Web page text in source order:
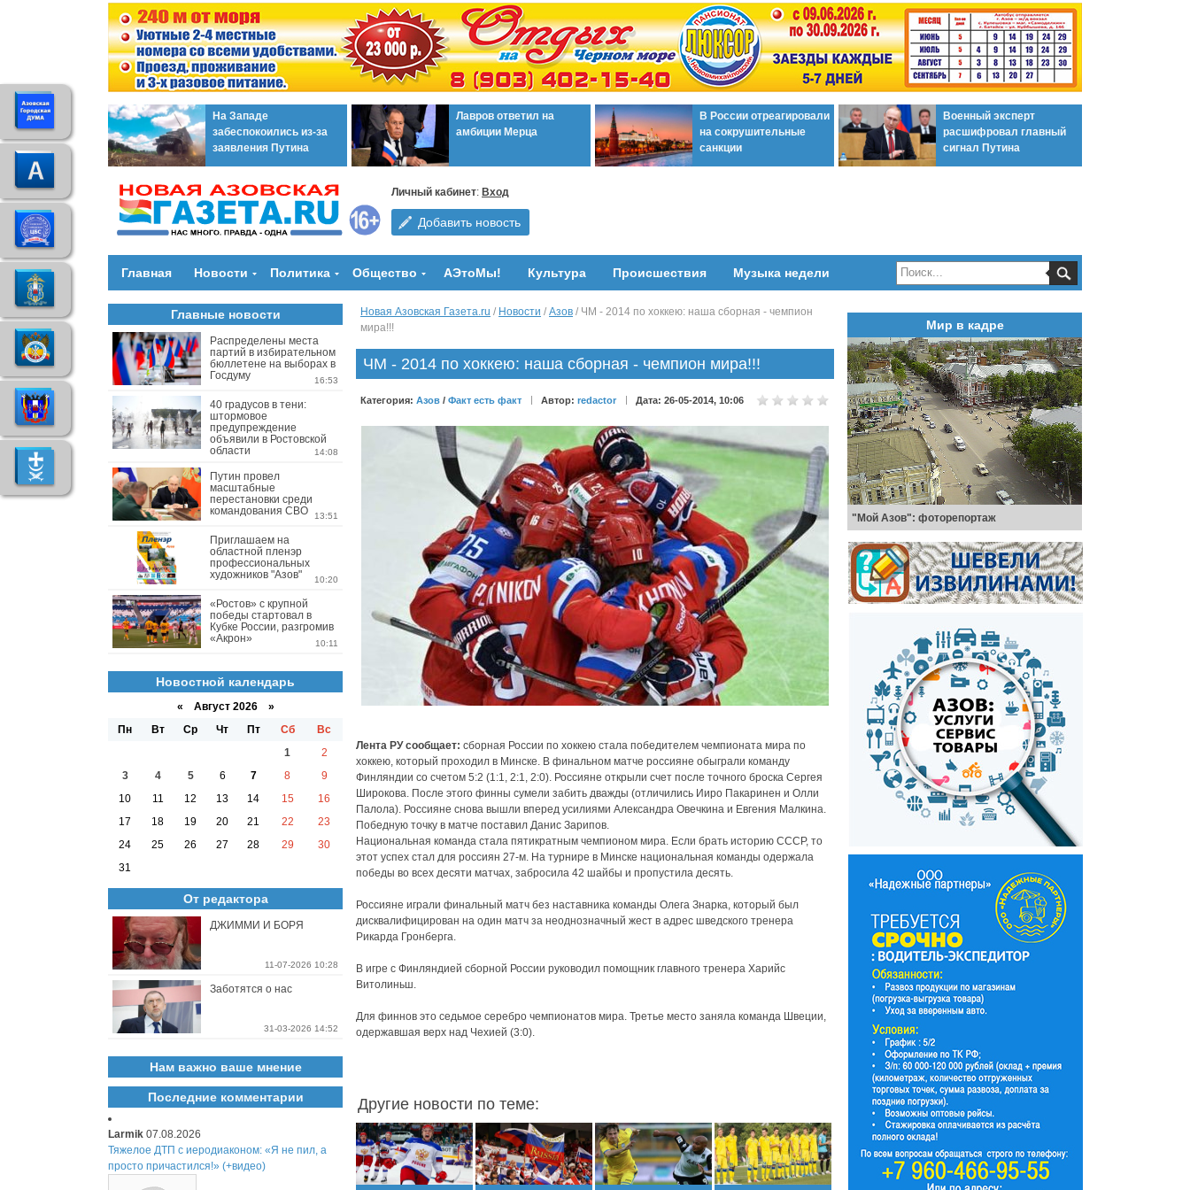
На Западе
забеспокоились из-за
заявления Путина
Лавров ответил на
амбиции Мерца
В России отреагировали
на сокрушительные
санкции
Военный эксперт
расшифровал главный
сигнал Путина
Личный кабинет: Вход
Добавить новость
Главная Новости Политика Общество АЭтоМы! Культура Происшествия Музыка недели
Новая Азовская Газета.ru / Новости / Азов / ЧМ - 2014 по хоккею: наша сборная - чемпион
мира!!!
ЧМ - 2014 по хоккею: наша сборная - чемпион мира!!!
Категория: Азов / Факт есть факт Автор: redactor Дата: 26-05-2014, 10:06
Лента РУ сообщает: сборная России по хоккею стала победителем чемпионата мира по
хоккею, который проходил в Минске. В финальном матче россияне обыграли команду
Финляндии со счетом 5:2 (1:1, 2:1, 2:0). Россияне открыли счет после точного броска Сергея
Широкова. После этого финны сумели забить дважды (отличились Ииро Пакаринен и Олли
Палола). Россияне снова вышли вперед усилиями Александра Овечкина и Евгения Малкина.
Победную точку в матче поставил Данис Зарипов.
Национальная команда стала пятикратным чемпионом мира. Если брать историю СССР, то
этот успех стал для россиян 27-м. На турнире в Минске национальная команды одержала
победы во всех десяти матчах, забросила 42 шайбы и пропустила десять.
Россияне играли финальный матч без наставника команды Олега Знарка, который был
дисквалифицирован на один матч за неоднозначный жест в адрес шведского тренера
Рикарда Гронберга.
В игре с Финляндией сборной России руководил помощник главного тренера Харийс
Витолиньш.
Для финнов это седьмое серебро чемпионатов мира. Третье место заняла команда Швеции,
одержавшая верх над Чехией (3:0).
Другие новости по теме:
Главные новости
Распределены места
партий в избирательном
бюллетене на выборах в
Госдуму
16:53
40 градусов в тени:
штормовое
предупреждение
объявили в Ростовской
области
14:08
Путин провел
масштабные
перестановки среди
командования СВО
13:51
Приглашаем на
областной пленэр
профессиональных
художников "Азов"
10:20
«Ростов» с крупной
победы стартовал в
Кубке России, разгромив
«Акрон»
10:11
Новостной календарь
« Август 2026 »
Пн
Вт Ср Чт Пт Сб
Вс
1
2
3
4 5 6 7 8
9
10
11 12 13 14 15
16
17
18 19 20 21 22
23
24
25 26 27 28 29
30
31
От редактора
ДЖИММИ И БОРЯ
11-07-2026 10:28
Заботятся о нас
31-03-2026 14:52
Нам важно ваше мнение
Последние комментарии
Larmik 07.08.2026
Тяжелое ДТП с иеродиаконом: «Я не пил, а
просто причастился!» (+видео)
Мир в кадре
"Мой Азов": фоторепортаж